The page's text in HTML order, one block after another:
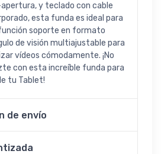
y teclado con cable
esta funda es ideal para
soporte en formato
de visión multiajustable para
vídeos cómodamente. ¡No
con esta increíble funda para
tu Tablet!
de envío